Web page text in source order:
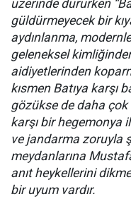
üzerinde dururken
güldürmeyecek bir
aydınlanma,
geleneksel
aidiyetlerinden
kısmen Batıya
gözükse de daha
karşı bir hegemonya
ve jandarma zoruyla
meydanlarına
anıt heykellerini
bir uyum vardır.